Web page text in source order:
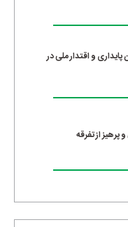
و اقتدار ملی در
از تفرقه